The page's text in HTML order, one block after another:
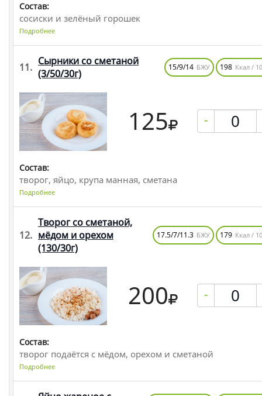
Состав:
сосиски и зелёный горошек
Подробнее
11. Сырники со сметаной
(3/50/30г)
15/9/14 БЖУ 198 Ккал /
125 -
Состав:
творог, яйцо, крупа манная, сметана
Подробнее
12.
Творог со сметаной,
мёдом и орехом
(130/30г)
17.5/7/11.3 БЖУ 179 Ккал /
200 -
Состав:
творог подаётся с мёдом, орехом и сметаной
Подробнее